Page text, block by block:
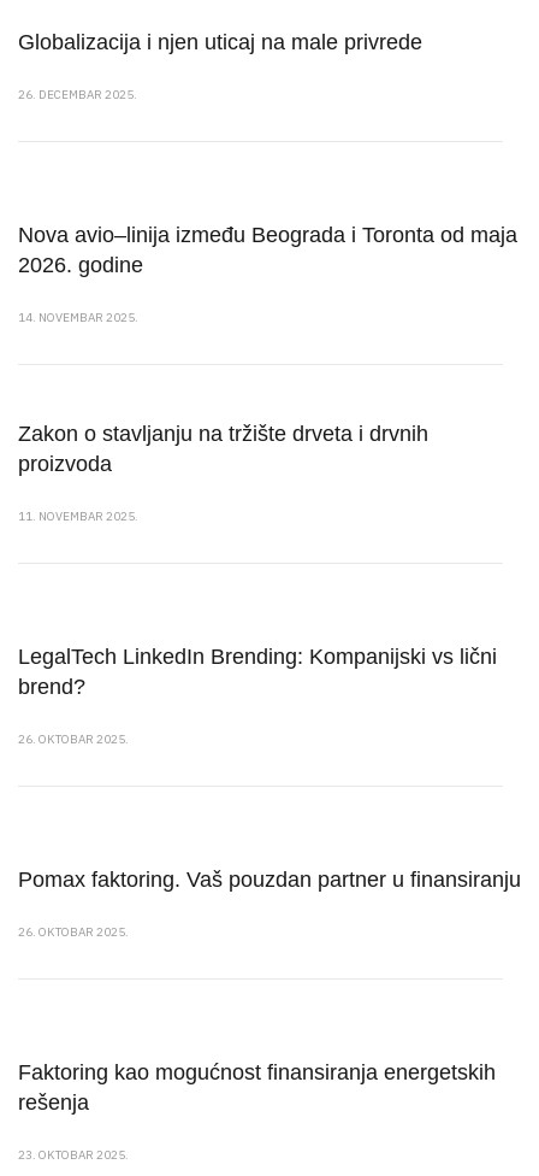
Globalizacija i njen uticaj na male privrede
26. DECEMBAR 2025.
Nova avio–linija između Beograda i Toronta od maja
2026. godine
14. NOVEMBAR 2025.
Zakon o stavljanju na tržište drveta i drvnih
proizvoda
11. NOVEMBAR 2025.
LegalTech LinkedIn Brending: Kompanijski vs lični
brend?
26. OKTOBAR 2025.
Pomax faktoring. Vaš pouzdan partner u finansiranju
26. OKTOBAR 2025.
Faktoring kao mogućnost finansiranja energetskih
rešenja
23. OKTOBAR 2025.